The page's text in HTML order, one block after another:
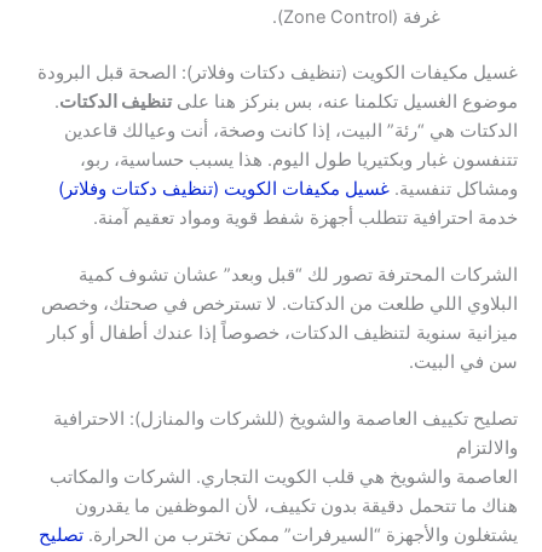
غرفة (Zone Control).
غسيل مكيفات الكويت (تنظيف دكتات وفلاتر): الصحة قبل البرودة
موضوع الغسيل تكلمنا عنه، بس بنركز هنا علىتنظيف الدكتات.
الدكتات هي “رئة” البيت، إذا كانت وصخة، أنت وعيالك قاعدين
تتنفسون غبار وبكتيريا طول اليوم. هذا يسبب حساسية، ربو،
ومشاكل تنفسية. غسيل مكيفات الكويت (تنظيف دكتات وفلاتر)
خدمة احترافية تتطلب أجهزة شفط قوية ومواد تعقيم آمنة.
الشركات المحترفة تصور لك “قبل وبعد” عشان تشوف كمية
البلاوي اللي طلعت من الدكتات. لا تسترخص في صحتك، وخصص
ميزانية سنوية لتنظيف الدكتات، خصوصاً إذا عندك أطفال أو كبار
سن في البيت.
تصليح تكييف العاصمة والشويخ (للشركات والمنازل): الاحترافية
والالتزام
العاصمة والشويخ هي قلب الكويت التجاري. الشركات والمكاتب
هناك ما تتحمل دقيقة بدون تكييف، لأن الموظفين ما يقدرون
يشتغلون والأجهزة “السيرفرات” ممكن تخترب من الحرارة. تصليح